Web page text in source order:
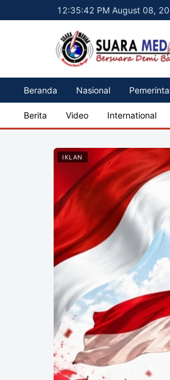
12:35:44 PM August 08,
Beranda Nasional
Berita Video International
IKLAN